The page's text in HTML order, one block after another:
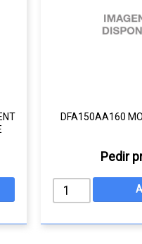
DFA150AA160
Pedir